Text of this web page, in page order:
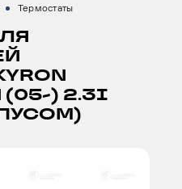
Термостаты
(05-) 2.3I